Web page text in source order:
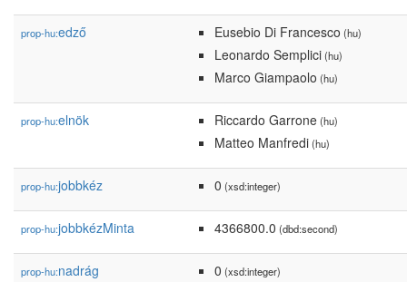
prop-hu:edző Eusebio Di Francesco (hu)
Leonardo Semplici(hu)
Marco Giampaolo (hu)
prop-hu:elnök Riccardo Garrone(hu)
Matteo Manfredi(hu)
prop-hu:jobbkéz 0 (xsd:integer)
prop-hu:jobbkézMinta 4366800.0 (dbd:second)
prop-hu:nadrág 0 (xsd:integer)